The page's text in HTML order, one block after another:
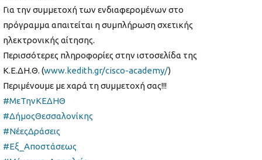
Για την συμμετοχή των ενδιαφερομένων στο
πρόγραμμα απαιτείται η συμπλήρωση σχετικής
ηλεκτρονικής αίτησης.
Περισσότερες πληροφορίες στην ιστοσελίδα της
Κ.Ε.ΔΗ.Θ. (www.kedith.gr/cisco-academy/)
Περιμένουμε με χαρά τη συμμετοχή σας!!!
#ΜεΤηνΚΕΔΗΘ
#ΔήμοςΘεσσαλονίκης
#ΝέεςΔράσεις
#Εξ_Αποστάσεως